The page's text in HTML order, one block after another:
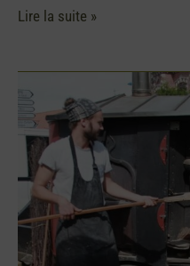
Lire la suite »
Calibou
Co